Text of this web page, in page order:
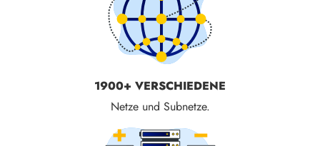
1900+ VERSCHIEDENE
Netze und Subnetze.